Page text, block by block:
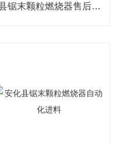
南县锯末颗粒燃烧器售后维修方便吗